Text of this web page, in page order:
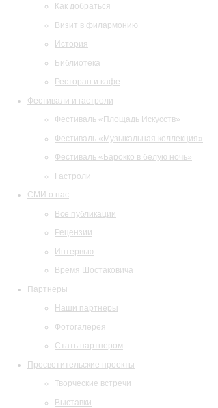
Как добраться
Визит в филармонию
История
Библиотека
Ресторан и кафе
Фестивали и гастроли
Фестиваль «Площадь Искусств»
Фестиваль «Музыкальная коллекция»
Фестиваль «Барокко в белую ночь»
Гастроли
СМИ о нас
Все публикации
Рецензии
Интервью
Время Шостаковича
Партнеры
Наши партнеры
Фотогалерея
Стать партнером
Просветительские проекты
Творческие встречи
Выставки